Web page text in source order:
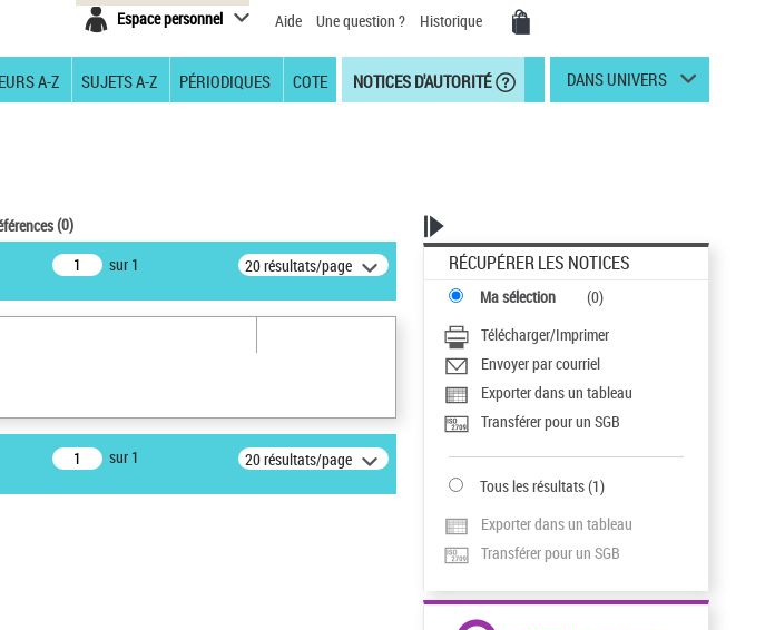
Espace personnel Aide Une question ? Historique
A-Z SUJETS A-Z PÉRIODIQUES COTE NOTICES D'AUTORITÉ DANS UNIVERS
(0)
sur 1 20 résultats/page
sur 1 20 résultats/page
RÉCUPÉRER LES NOTICES
Ma sélection (0)
Télécharger/Imprimer
Envoyer par courriel
Exporter dans un tableau
Transférer pour un SGB
Tous les résultats(1)
Exporter dans un tableau
Transférer pour un SGB